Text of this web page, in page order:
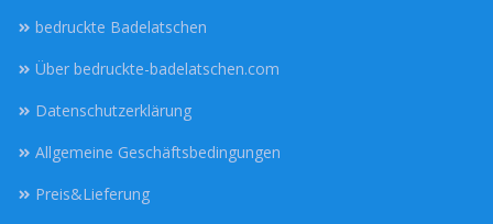
bedruckte Badelatschen
Über bedruckte-badelatschen.com
Datenschutzerklärung
Allgemeine Geschäftsbedingungen
Preis&Lieferung